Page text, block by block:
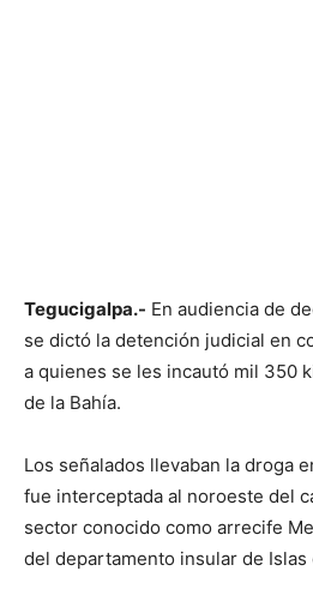
Tegucigalpa.- En audiencia de
se dictó la detención judicial en
a quienes se les incautó mil 350
de la Bahía.
Los señalados llevaban la droga
fue interceptada al noroeste del
sector conocido como arrecife
del departamento insular de Islas